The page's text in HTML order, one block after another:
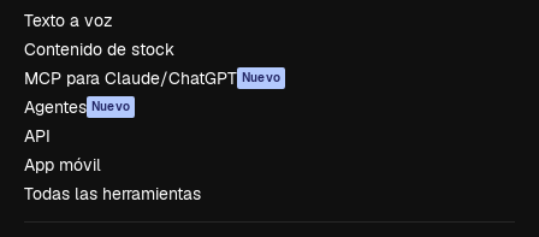
Texto a voz
Contenido de stock
MCP para Claude/ChatGPT Nuevo
Agentes Nuevo
API
App móvil
Todas las herramientas